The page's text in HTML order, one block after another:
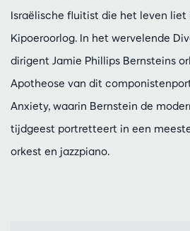
Israëlische fluitist die het leven liet
Kipoeroorlog. In het wervelende
dirigent Jamie Phillips Bernsteins
Apotheose van dit
Anxiety, waarin Bernstein de
tijdgeest portretteert in een
orkest en jazzpiano.